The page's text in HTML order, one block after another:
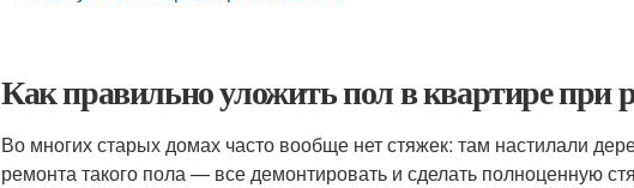
Как правильно уложить пол в квартире при
Во многих старых домах часто вообще нет стяжек: там настилали
ремонта такого пола — все демонтировать и сделать полноценную